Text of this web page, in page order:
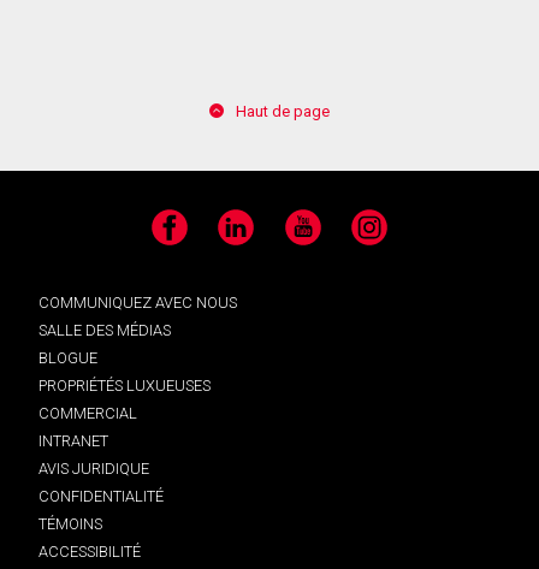
nous fournissez l'autorisation écrite de
Haut de page
Facebook LinkedIn YouTube Instagram
COMMUNIQUEZ AVEC NOUS
SALLE DES MÉDIAS
BLOGUE
PROPRIÉTÉS LUXUEUSES
COMMERCIAL
INTRANET
AVIS JURIDIQUE
CONFIDENTIALITÉ
TÉMOINS
ACCESSIBILITÉ